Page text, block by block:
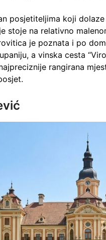
posjetiteljima koji
stoje na relativno
je poznata i po
a vinska cesta
rangirana